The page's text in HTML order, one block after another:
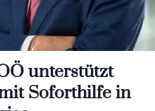
unterstützt
Soforthilfe in